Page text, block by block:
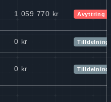
1 059 770 kr Avyttring
0 kr Tilldelning
0 kr Tilldelning